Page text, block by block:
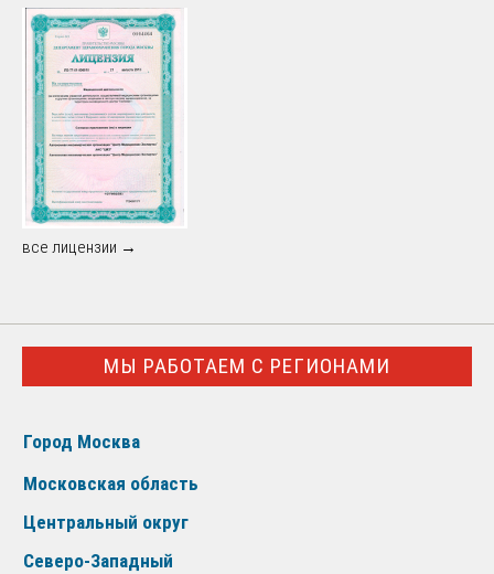
все лицензии →
МЫ РАБОТАЕМ С РЕГИОНАМИ
Город Москва
Московская область
Центральный округ
Северо-Западный